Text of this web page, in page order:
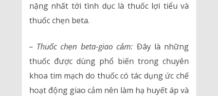
nặng nhất tới tình dục là thuốc lợi tiểu và
thuốc chẹn beta.
– Thuốc chẹn beta-giao cảm: Đây là những
thuốc được dùng phổ biến trong chuyên
khoa tim mạch do thuốc có tác dụng ức chế
hoạt động giao cảm nên làm hạ huyết áp và